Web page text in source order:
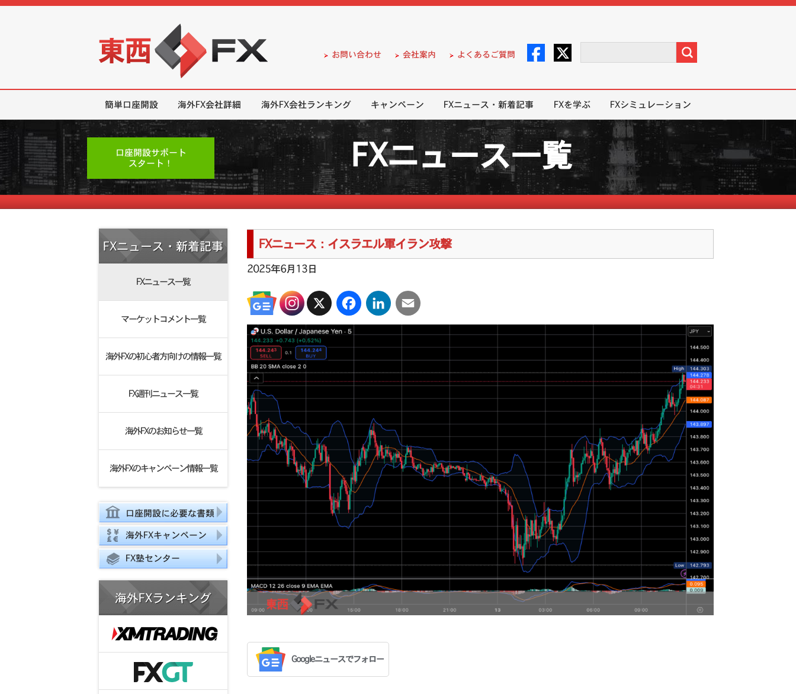
お問い合わせ 会社案内 よくあるご質問
簡単口座開設 海外FX会社詳細 海外FX会社ランキング キャンペーン FXニュース・新着記事 FXを学ぶ FXシミュレーション
口座開設サポート
スタート！
FXニュース一覧
FXニュース・新着記事
FXニュース一覧
マーケットコメント一覧
海外FXの初心者方向けの情報一覧
FX週刊ニュース一覧
海外FXのお知らせ一覧
海外FXのキャンペーン情報一覧
口座開設に必要な書類
海外FXキャンペーン
FX塾センター
海外FXランキング
FXニュース：イスラエル軍イラン攻撃
2025年6月13日
X FacebookLinkedInEmail
Googleニュースでフォロー